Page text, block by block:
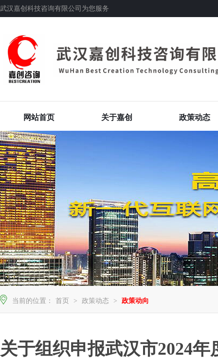
武汉嘉创科技咨询有限公司为您服务
网站首页 关于嘉创 政策动态
当前的位置： 首页 > 政策动态 > 政策动向
关于组织申报武汉市2024